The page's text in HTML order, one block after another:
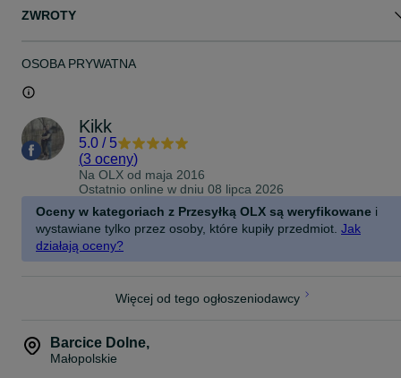
ZWROTY
OSOBA PRYWATNA
Kikk
5.0 / 5
(3 oceny)
Na OLX od maja 2016
Ostatnio online w dniu 08 lipca 2026
Oceny w kategoriach z Przesyłką OLX są weryfikowane i
wystawiane tylko przez osoby, które kupiły przedmiot. Jak
działają oceny?
Więcej od tego ogłoszeniodawcy
Barcice Dolne,
Małopolskie